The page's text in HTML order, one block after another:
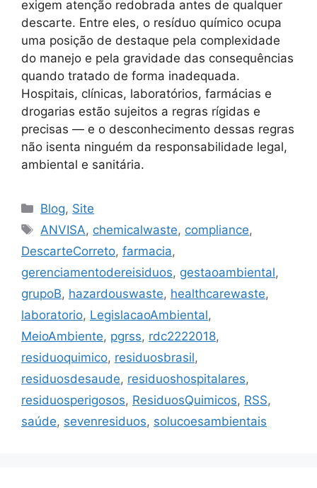
exigem atenção redobrada antes de qualquer
descarte. Entre eles, o resíduo químico ocupa
uma posição de destaque pela complexidade
do manejo e pela gravidade das consequências
quando tratado de forma inadequada.
Hospitais, clínicas, laboratórios, farmácias e
drogarias estão sujeitos a regras rígidas e
precisas — e o desconhecimento dessas regras
não isenta ninguém da responsabilidade legal,
ambiental e sanitária.
Blog, Site
ANVISA, chemicalwaste, compliance,
DescarteCorreto, farmacia,
gerenciamentodereisiduos, gestaoambiental,
grupoB, hazardouswaste, healthcarewaste,
laboratorio, LegislacaoAmbiental,
MeioAmbiente, pgrss, rdc2222018,
residuoquimico, residuosbrasil,
residuosdesaude, residuoshospitalares,
residuosperigosos, ResiduosQuimicos, RSS,
saúde, sevenresiduos, solucoesambientais